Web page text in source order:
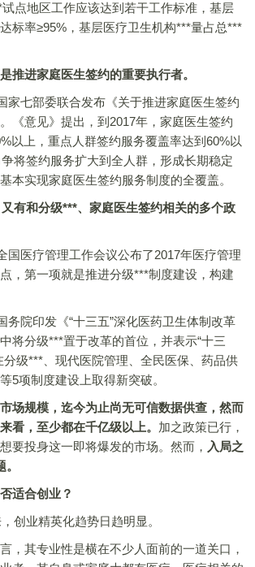
点地区工作应该达到若干工作标准，基层
标率≥95%，基层医疗卫生机构***量占总***
推进家庭医生签约的重要执行者。
七部委联合发布《关于推进家庭医生签约
《意见》提出，到2017年，家庭医生签约
以上，重点人群签约服务覆盖率达到60%以
争将签约服务扩大到全人群，形成长期稳定
本实现家庭医生签约服务制度的全覆盖。
有和分级***、家庭医生签约相关的多个政
医疗管理工作会议公布了2017年医疗管理
，第一项就是推进分级***制度建设，构建
院印发《“十三五”深化医药卫生体制改革
将分级***置于改革的首位，并表示“十三
分级***、现代医院管理、全民医保、药品供
5项制度建设上取得新突破。
场规模，迄今为止尚无可信数据供查，然而
看，至少都在千亿级以上。 加之政策已行，
要投身这一即将爆发的市场。然而， 入局之
适合创业？
业精英化趋势日趋明显。
其专业性是横在不少人面前的一道关口，